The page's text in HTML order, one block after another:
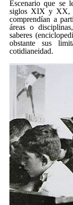
Escenario que se
siglos XIX y XX,
comprendían a
áreas o
saberes
obstante sus
cotidianeidad.